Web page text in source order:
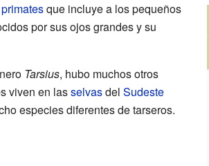
primatesque incluye a los pequeños
por sus ojos grandes y su
Tarsius, hubo muchos otros
viven en lasselvasdel Sudeste
especies diferentes de tarseros.